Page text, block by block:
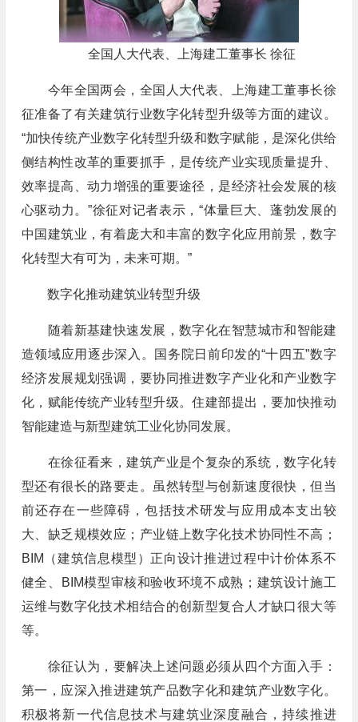
全国人大代表、上海建工董事长 徐征
今年全国两会，全国人大代表、上海建工董事长徐
征准备了有关建筑行业数字化转型升级等方面的建议。
“加快传统产业数字化转型升级和数字赋能，是深化供给
侧结构性改革的重要抓手，是传统产业实现质量提升、
效率提高、动力增强的重要途径，是经济社会发展的核
心驱动力。”徐征对记者表示，“体量巨大、蓬勃发展的
中国建筑业，有着庞大和丰富的数字化应用前景，数字
化转型大有可为，未来可期。”
数字化推动建筑业转型升级
随着新基建快速发展，数字化在智慧城市和智能建
造领域应用逐步深入。国务院日前印发的“十四五”数字
经济发展规划强调，要协同推进数字产业化和产业数字
化，赋能传统产业转型升级。住建部提出，要加快推动
智能建造与新型建筑工业化协同发展。
在徐征看来，建筑产业是个复杂的系统，数字化转
型还有很长的路要走。虽然转型与创新速度很快，但当
前还存在一些障碍，包括技术研发与应用成本支出较
大、缺乏规模效应；产业链上数字化技术协同性不高；
BIM（建筑信息模型）正向设计推进过程中计价体系不
健全、BIM模型审核和验收环境不成熟；建筑设计施工
运维与数字化技术相结合的创新型复合人才缺口很大等
等。
徐征认为，要解决上述问题必须从四个方面入手：
第一，应深入推进建筑产品数字化和建筑产业数字化。
积极将新一代信息技术与建筑业深度融合，持续推进